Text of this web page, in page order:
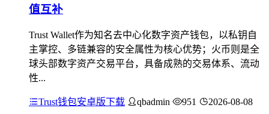
值互补
Trust Wallet作为知名去中心化数字资产钱包，以私钥自
主掌控、多链兼容的安全属性为核心优势；火币则是全
球头部数字资产交易平台，具备成熟的交易体系、流动
性...
Trust钱包安卓版下载 qbadmin 951 2026-08-08